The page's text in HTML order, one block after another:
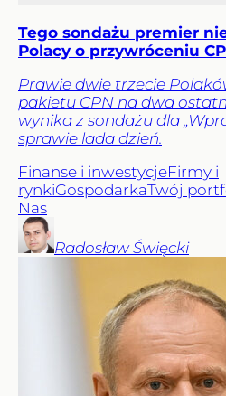
Tego sondażu premier
Polacy o przywróceniu
Prawie dwie trzecie
pakietu CPN na dwa
wynika z sondażu dla
sprawie lada dzień.
Finanse i inwestycjeFirmy i
rynkiGospodarkaTwój
Nas
Radosław Święcki